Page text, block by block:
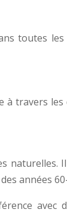
toutes les
à travers les
naturelles. Il
années
avec